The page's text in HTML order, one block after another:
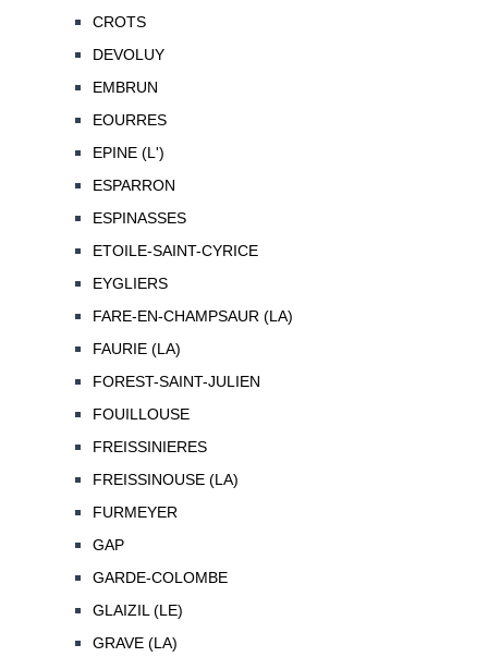
CROTS
DEVOLUY
EMBRUN
EOURRES
EPINE (L')
ESPARRON
ESPINASSES
ETOILE-SAINT-CYRICE
EYGLIERS
FARE-EN-CHAMPSAUR (LA)
FAURIE (LA)
FOREST-SAINT-JULIEN
FOUILLOUSE
FREISSINIERES
FREISSINOUSE (LA)
FURMEYER
GAP
GARDE-COLOMBE
GLAIZIL (LE)
GRAVE (LA)